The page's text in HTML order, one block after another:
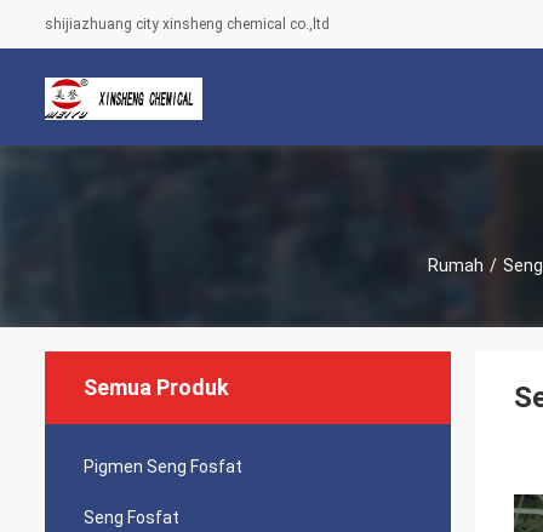
shijiazhuang city xinsheng chemical co.,ltd
Rumah /
Semua Produk
Pigmen Seng Fosfat
Seng Fosfat